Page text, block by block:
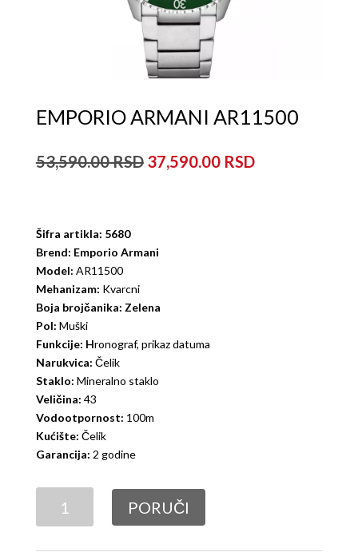
EMPORIO ARMANI AR11500
53,590.00
Originalna
37,590.00
Trenutna
Šifra artikla: 5680
Brend: Emporio Armani
Model: AR11500
Mehanizam: Kvarcni
Boja brojčanika: Zelena
Pol: Muški
Funkcije: Hronograf, prikaz datuma
Narukvica: Čelik
Staklo: Mineralno staklo
Veličina: 43
Vodootpornost: 100m
Kućište: Čelik
Garancija: 2 godine
Armani
količina
PORUČI